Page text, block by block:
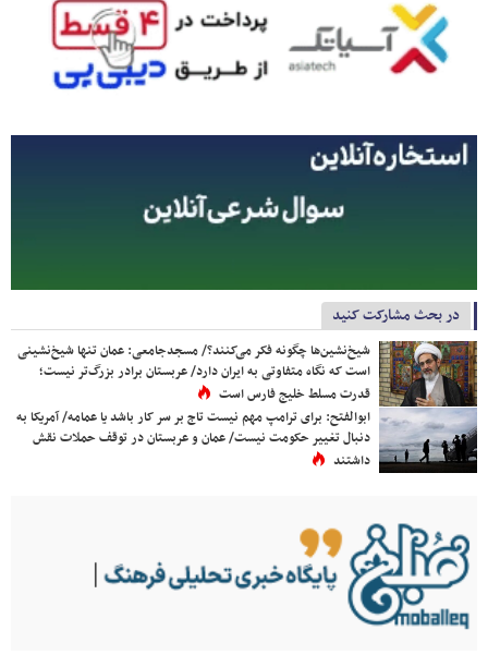
در بحث مشارکت کنید
شیخ‌نشین‌ها چگونه فکر می‌کنند؟/ مسجدجامعی: عمان تنها شیخ‌نشینی
است که نگاه متفاوتی به ایران دارد/ عربستان برادر بزرگ‌تر نیست؛
قدرت مسلط خلیج فارس است
ابوالفتح: برای ترامپ مهم نیست تاج بر سر کار باشد یا عمامه/ آمریکا به
دنبال تغییر حکومت نیست/ عمان و عربستان در توقف حملات نقش
داشتند